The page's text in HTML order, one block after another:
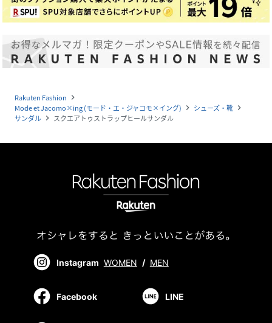
Rakuten Fashion navigate_next
Mode et Jacomo×ing (モード・エ・ジャコモ×イング) navigate_next シューズ・靴 navigate_next
サンダル navigate_next スクエアトゥストラップヒールサンダル
Instagram WOMEN / MEN
Facebook LINE